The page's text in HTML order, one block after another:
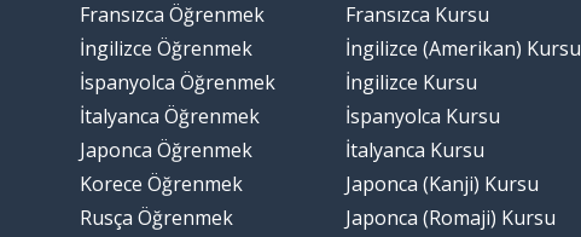
Fransızca Öğrenmek
İngilizce Öğrenmek
İspanyolca Öğrenmek
İtalyanca Öğrenmek
Japonca Öğrenmek
Korece Öğrenmek
Rusça Öğrenmek
Fransızca Kursu
İngilizce (Amerikan) Kursu
İngilizce Kursu
İspanyolca Kursu
İtalyanca Kursu
Japonca (Kanji) Kursu
Japonca (Romaji) Kursu